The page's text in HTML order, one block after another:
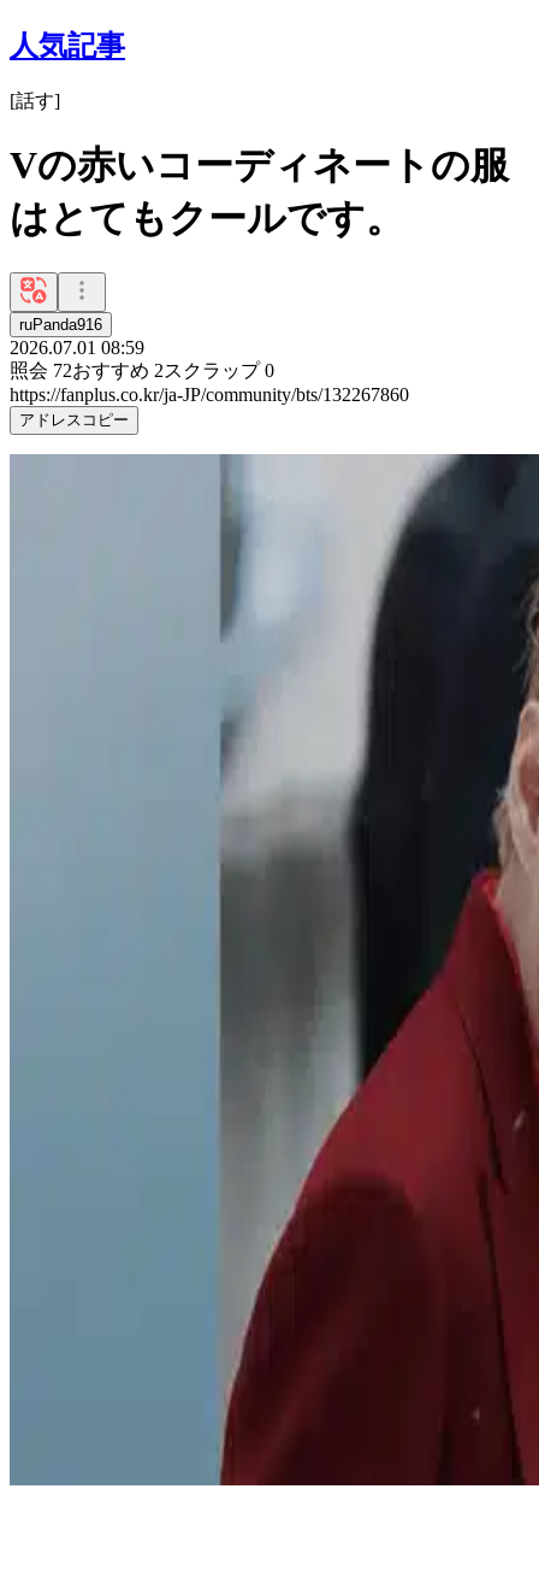
人気記事
[話す]
Vの赤いコーディネートの服
はとてもクールです。
ruPanda916
2026.07.01 08:59
照会 72おすすめ 2スクラップ 0
https://fanplus.co.kr/ja-JP/community/bts/132267860
アドレスコピー